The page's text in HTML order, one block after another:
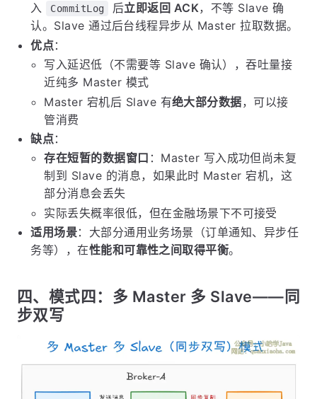
入
CommitLog 后立即返回 ACK，不等 Slave 确
认。Slave 通过后台线程异步从 Master 拉取数据。
优点：
写入延迟低（不需要等 Slave 确认），吞吐量接
近纯多 Master 模式
Master 宕机后 Slave 有绝大部分数据，可以接
管消费
缺点：
存在短暂的数据窗口 ：Master 写入成功但尚未复
制到 Slave 的消息，如果此时 Master 宕机，这
部分消息会丢失
实际丢失概率很低，但在金融场景下不可接受
适用场景：大部分通用业务场景（订单通知、异步任
务等），在性能和可靠性之间取得平衡。
四、模式四：多 Master 多 Slave——同
步双写